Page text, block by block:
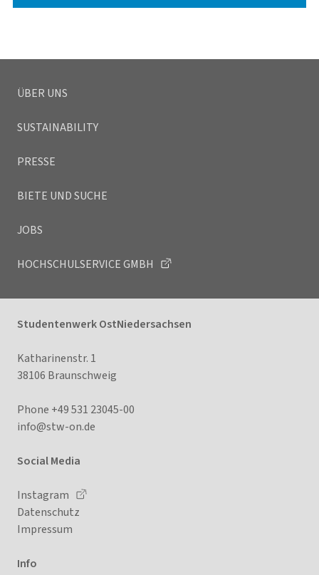
ÜBER UNS
SUSTAINABILITY
PRESSE
BIETE UND SUCHE
JOBS
HOCHSCHULSERVICE GMBH
Studentenwerk OstNiedersachsen
Katharinenstr. 1
38106 Braunschweig
Phone +49 531 23045-00
info@stw-on.de
Social Media
Instagram
Datenschutz
Impressum
Info